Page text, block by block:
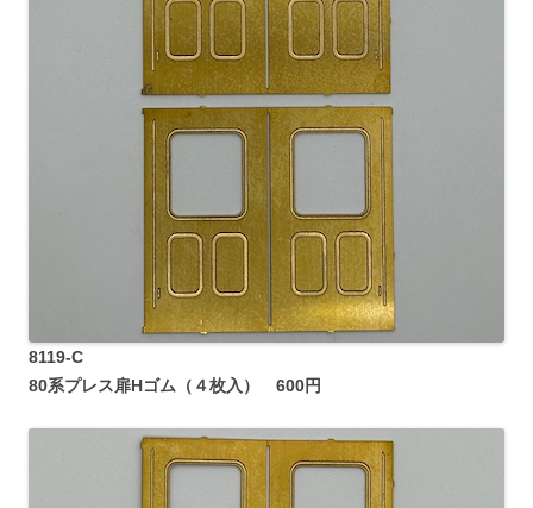
8119-C
80系プレス扉Hゴム（４枚入） 600円